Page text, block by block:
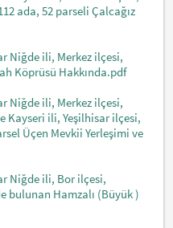
ada, 52 parseli Çalcağız
Niğde ili, Merkez ilçesi,
Köprüsü Hakkında.pdf
Niğde ili, Merkez ilçesi,
Kayseri ili, Yeşilhisar ilçesi,
Üçen Mevkii Yerleşimi ve
Niğde ili, Bor ilçesi,
bulunan Hamzalı (Büyük )